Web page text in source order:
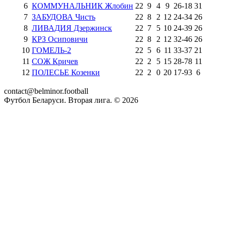
6 КОММУНАЛЬНИК Жлобин 22 9 4 9 26-18 31
7 ЗАБУДОВА Чисть 22 8 2 12 24-34 26
8 ЛИВАДИЯ Дзержинск 22 7 5 10 24-39 26
9 КРЗ Осиповичи 22 8 2 12 32-46 26
10 ГОМЕЛЬ-2 22 5 6 11 33-37 21
11 СОЖ Кричев 22 2 5 15 28-78 11
12 ПОЛЕСЬЕ Козенки 22 2 0 20 17-93 6
contact@belminor.football
Футбол Беларуси. Вторая лига. © 2026